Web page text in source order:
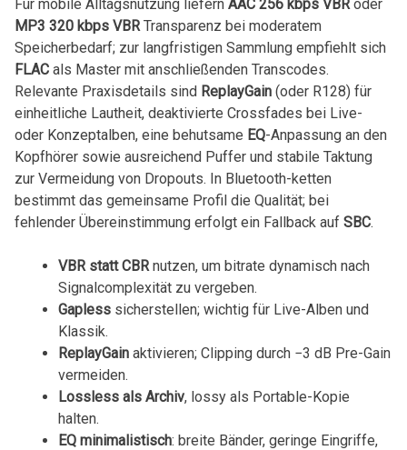
Für mobile Alltagsnutzung liefern AAC​ 256 kbps VBRoder
MP3 320 kbps VBRTransparenz bei moderatem
Speicherbedarf; zur langfristigen Sammlung‌ empfiehlt sich
FLACals Master mit anschließenden Transcodes.
Relevante Praxisdetails sind ReplayGain(oder R128) für‍
einheitliche Lautheit, deaktivierte⁣ Crossfades bei Live-
oder Konzeptalben,⁣ eine behutsame EQ-Anpassung an den
Kopfhörer sowie ausreichend ​Puffer ⁤und stabile​ Taktung
⁣zur Vermeidung von Dropouts. In Bluetooth-ketten
bestimmt das gemeinsame Profil die Qualität; bei
fehlender Übereinstimmung erfolgt ein Fallback auf SBC.
VBR statt CBRnutzen, um bitrate dynamisch nach
Signalcomplexität zu vergeben.
Gaplesssicherstellen; wichtig für Live-Alben und
‍Klassik.
ReplayGainaktivieren; Clipping durch −3 dB Pre-Gain
vermeiden.
Lossless‌ als Archiv, lossy als Portable-Kopie
⁤halten.
EQ minimalistisch: breite Bänder,​ geringe Eingriffe,